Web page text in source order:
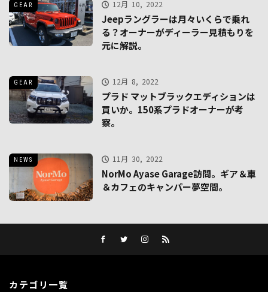
12月 10, 2022
GEAR
Jeepラングラーは月々いくらで乗れ
る？オーナーがディーラー見積もりを
元に解説。
12月 8, 2022
GEAR
プラド マットブラックエディションは
買いか。150系プラドオーナーが考
察。
11月 30, 2022
NEWS
NorMo Ayase Garage訪問。ギア＆車
＆カフェのキャンパー夢空間。
カテゴリ一覧